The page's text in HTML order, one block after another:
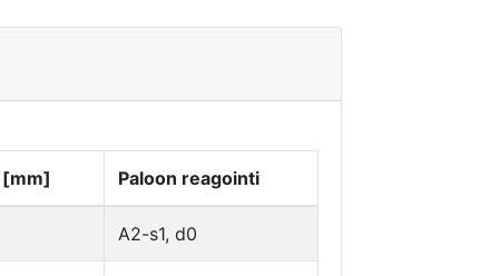
[mm] Paloon reagointi
A2-s1, d0